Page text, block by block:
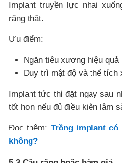
Implant truyền lực nhai
răng thật.
Ưu điểm:
Ngăn tiêu xương hiệu quả
Duy trì mật độ và thể tích
Implant tức thì đặt ngay sau
tốt hơn nếu đủ điều kiện lâm
Đọc thêm: Trồng implant
không?